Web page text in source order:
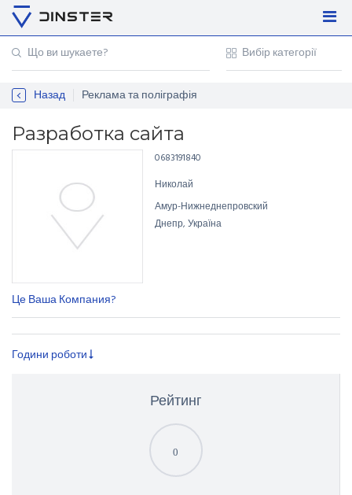
Регістрація
Контакти
Для підприємців
Назад Реклама та поліграфія
Разработка сайта
Це Ваша Компания?
0683191840
Николай
Амур-Нижнеднепровский
Днепр, Україна
Години роботи
Рейтинг
0